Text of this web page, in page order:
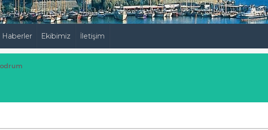
Haberler Ekibimiz İletişim